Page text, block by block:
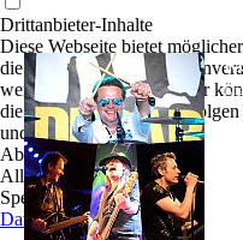
Drittanbieter-Inhalte
Diese Webseite bietet
die von Drittanbietern
werden. Diese Drittanbieter
die Nutzeraktivität zu
und zu optimieren.
Ablehnen
Alle akzeptieren
Speichern
Datenschutz